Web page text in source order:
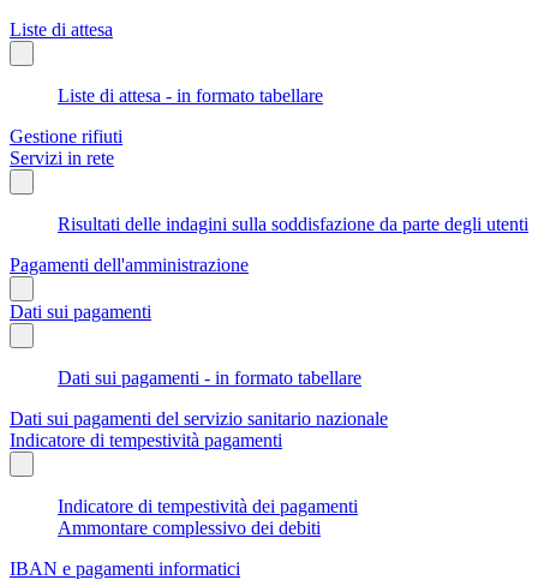
Liste di attesa
Liste di attesa - in formato tabellare
Gestione rifiuti
Servizi in rete
Risultati delle indagini sulla soddisfazione da parte degli utenti
Pagamenti dell'amministrazione
Dati sui pagamenti
Dati sui pagamenti - in formato tabellare
Dati sui pagamenti del servizio sanitario nazionale
Indicatore di tempestività pagamenti
Indicatore di tempestività dei pagamenti
Ammontare complessivo dei debiti
IBAN e pagamenti informatici